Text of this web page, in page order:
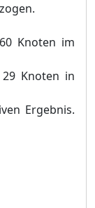
Knoten im
Knoten in
Ergebnis.